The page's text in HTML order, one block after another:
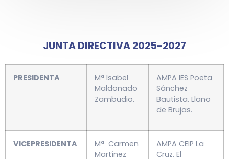
JUNTA DIRECTIVA 2025-2027
PRESIDENTA
Mª Isabel
Maldonado
Zambudio.
AMPA IES Poeta
Sánchez
Bautista. Llano
de Brujas.
VICEPRESIDENTA
Mª Carmen
Martínez
AMPA CEIP La
Cruz. El